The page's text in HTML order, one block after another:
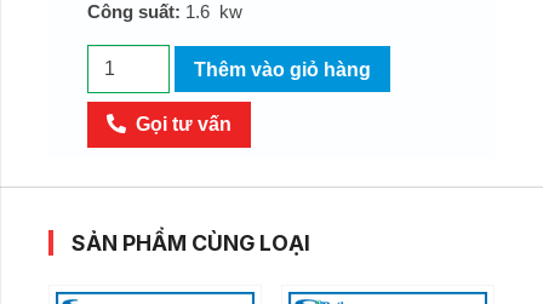
Công suất: 1.6 kw
Máy
mát
điểm
1370
lượng
Thêm vào giỏ hàng
Gọi tư vấn
SẢN PHẨM CÙNG LOẠI